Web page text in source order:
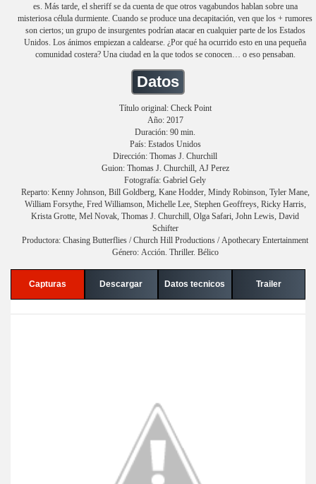
es. Más tarde, el sheriff se da cuenta de que otros vagabundos hablan sobre una
misteriosa célula durmiente. Cuando se produce una decapitación, ven que los + rumores
son ciertos; un grupo de insurgentes podrían atacar en cualquier parte de los Estados
Unidos. Los ánimos empiezan a caldearse. ¿Por qué ha ocurrido esto en una pequeña
comunidad costera? Una ciudad en la que todos se conocen… o eso pensaban.
Datos
Título original: Check Point
Año: 2017
Duración: 90 min.
País: Estados Unidos
Dirección: Thomas J. Churchill
Guion: Thomas J. Churchill, AJ Perez
Fotografía: Gabriel Gely
Reparto: Kenny Johnson, Bill Goldberg, Kane Hodder, Mindy Robinson, Tyler Mane,
William Forsythe, Fred Williamson, Michelle Lee, Stephen Geoffreys, Ricky Harris,
Krista Grotte, Mel Novak, Thomas J. Churchill, Olga Safari, John Lewis, David
Schifter
Productora: Chasing Butterflies / Church Hill Productions / Apothecary Entertainment
Género: Acción. Thriller. Bélico
Capturas Descargar Datos tecnicos Trailer